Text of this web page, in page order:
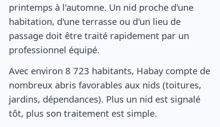
printemps à l'automne. Un nid proche d'une
habitation, d'une terrasse ou d'un lieu de
passage doit être traité rapidement par un
professionnel équipé.
Avec environ 8 723 habitants, Habay compte de
nombreux abris favorables aux nids (toitures,
jardins, dépendances). Plus un nid est signalé
tôt, plus son traitement est simple.